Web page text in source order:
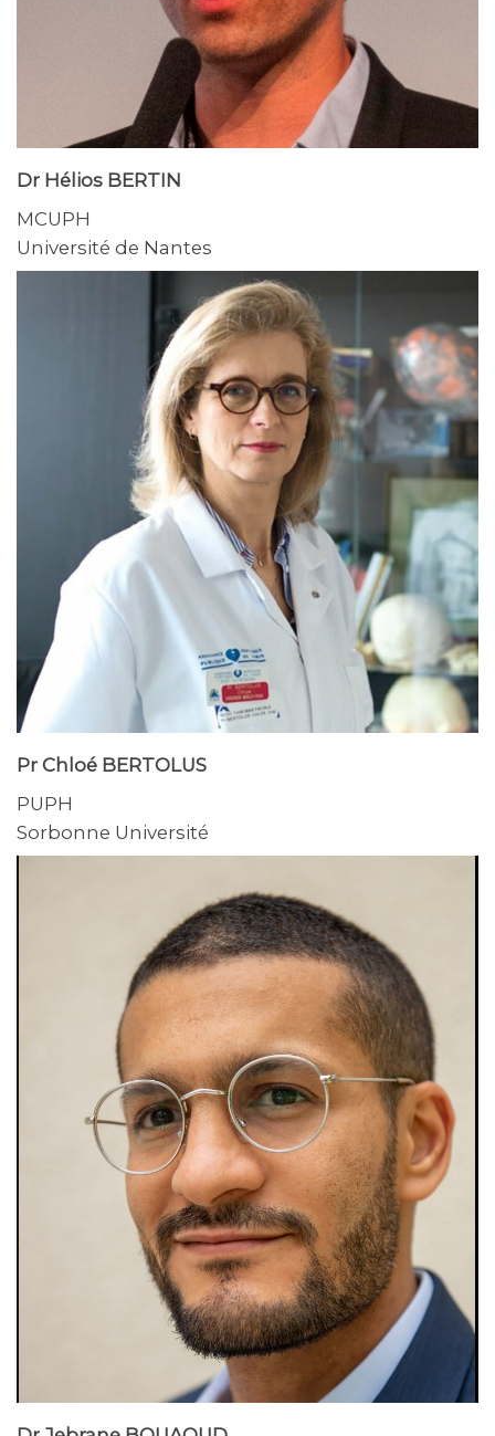
Dr Hélios BERTIN
MCUPH
Université de Nantes
Pr Chloé BERTOLUS
PUPH
Sorbonne Université